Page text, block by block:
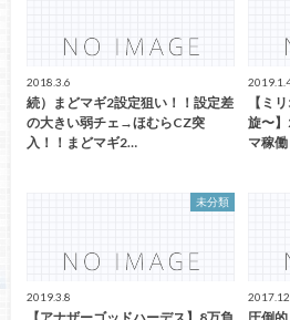
2018.3.6
続）まどマギ2設定狙い！！設定差
の大きい弱チェ→ほむらCZ突
入！！まどマギ2…
【ミ
旋〜
マ稼
未分類
2019.3.8